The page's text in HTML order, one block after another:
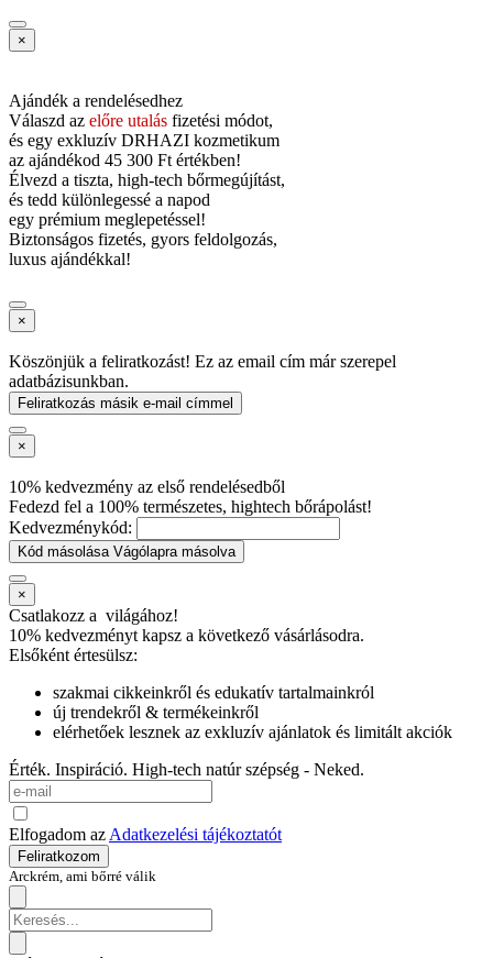
×
Ajándék a rendelésedhez
Válaszd az előre utalás fizetési módot,
és egy exkluzív DRHAZI kozmetikum
az ajándékod 45 300 Ft értékben!
Élvezd a tiszta, high-tech bőrmegújítást,
és tedd különlegessé a napod
egy prémium meglepetéssel!
Biztonságos fizetés, gyors feldolgozás,
luxus ajándékkal!
×
Köszönjük a feliratkozást! Ez az email cím már szerepel
adatbázisunkban.
Feliratkozás másik e-mail címmel
×
10% kedvezmény az első rendelésedből
Fedezd fel a 100% természetes, hightech bőrápolást!
Kedvezménykód:
Kód másolása Vágólapra másolva
×
Csatlakozz a világához!
10% kedvezményt kapsz a következő vásárlásodra.
Elsőként értesülsz:
szakmai cikkeinkről és edukatív tartalmainkról
új trendekről & termékeinkről
elérhetőek lesznek az exkluzív ajánlatok és limitált akciók
Érték. Inspiráció. High-tech natúr szépség - Neked.
Elfogadom az Adatkezelési tájékoztatót
Feliratkozom
Arckrém, ami bőrré válik